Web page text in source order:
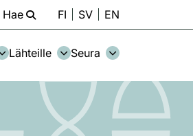
Hae FI SV EN
Lähteille Seura